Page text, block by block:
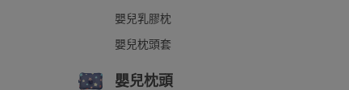
嬰兒乳膠枕
嬰兒枕頭套
嬰兒枕頭